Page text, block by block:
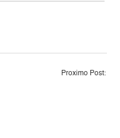
Proximo Post: